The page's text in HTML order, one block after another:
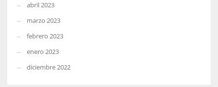
abril 2023
marzo 2023
febrero 2023
enero 2023
diciembre 2022